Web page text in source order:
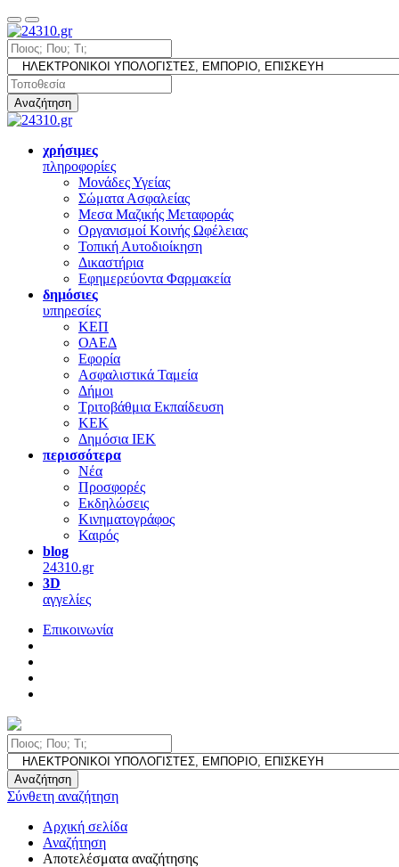
Αναζήτηση
χρήσιμες
πληροφορίες
Μονάδες Υγείας
Σώματα Ασφαλείας
Μεσα Μαζικής Μεταφοράς
Οργανισμοί Κοινής Ωφέλειας
Τοπική Αυτοδιοίκηση
Δικαστήρια
Εφημερεύοντα Φαρμακεία
δημόσιες
υπηρεσίες
ΚΕΠ
ΟΑΕΔ
Εφορία
Ασφαλιστικά Ταμεία
Δήμοι
Τριτοβάθμια Εκπαίδευση
ΚΕΚ
Δημόσια ΙΕΚ
περισσότερα
Νέα
Προσφορές
Εκδηλώσεις
Κινηματογράφος
Καιρός
blog
24310.gr
3D
αγγελίες
Επικοινωνία
Αναζήτηση
Σύνθετη αναζήτηση
Αρχική σελίδα
Αναζήτηση
Αποτελέσματα αναζήτησης